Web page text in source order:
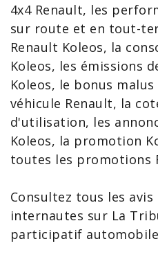
4x4 Renault, les
sur route et en tout-
Renault Koleos, la
Koleos, les émissions
Koleos, le bonus
véhicule Renault, la
d'utilisation, les
Koleos, la promotion
toutes les promotions
Consultez tous les
internautes sur La
participatif